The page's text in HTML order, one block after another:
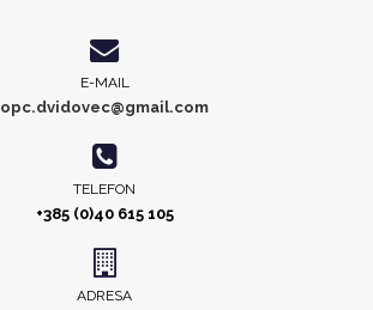
E-MAIL
opc.dvidovec@gmail.com
TELEFON
+385 (0)40 615 105
ADRESA